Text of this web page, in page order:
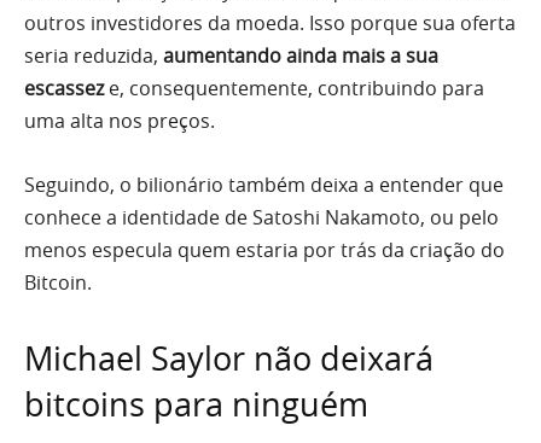
outros investidores da moeda. Isso porque sua oferta
seria reduzida, aumentando ainda mais a sua
escasseze, consequentemente, contribuindo para
uma alta nos preços.
Seguindo, o bilionário também deixa a entender que
conhece a identidade de Satoshi Nakamoto, ou pelo
menos especula quem estaria por trás da criação do
Bitcoin.
Michael Saylor não deixará
bitcoins para ninguém